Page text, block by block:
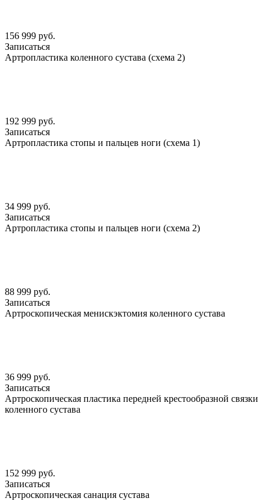
156 999 руб.
Записаться
Артропластика коленного сустава (схема 2)
192 999 руб.
Записаться
Артропластика стопы и пальцев ноги (схема 1)
34 999 руб.
Записаться
Артропластика стопы и пальцев ноги (схема 2)
88 999 руб.
Записаться
Артроскопическая менискэктомия коленного сустава
36 999 руб.
Записаться
Артроскопическая пластика передней крестообразной связки
коленного сустава
152 999 руб.
Записаться
Артроскопическая санация сустава